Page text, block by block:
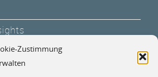
Zustimmung
1. Halbjahr 2026